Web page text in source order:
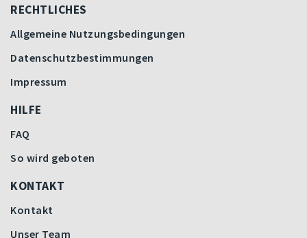
RECHTLICHES
Allgemeine Nutzungsbedingungen
Datenschutzbestimmungen
Impressum
HILFE
FAQ
So wird geboten
KONTAKT
Kontakt
Unser Team